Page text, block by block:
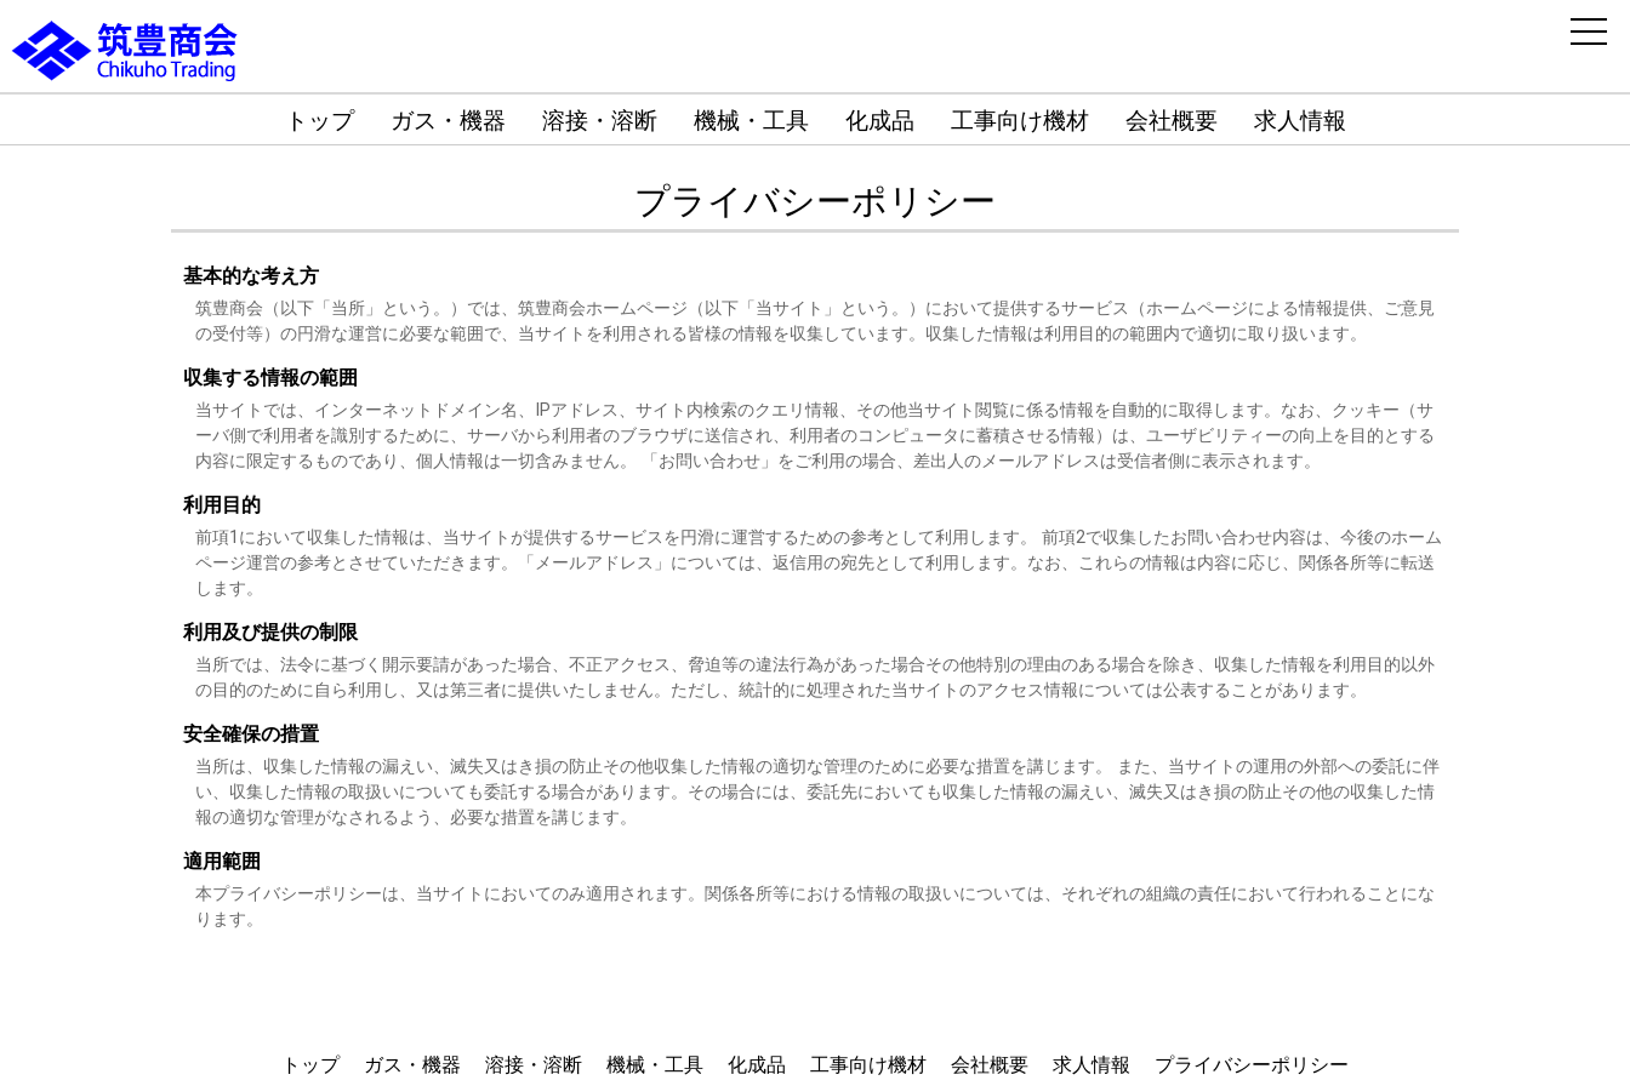
トップ ガス・機器 溶接・溶断 機械・工具 化成品 工事向け機材 会社概要 求人情報
プライバシーポリシー
基本的な考え方
筑豊商会（以下「当所」という。）では、筑豊商会ホームページ（以下「当サイト」という。）において提供するサービス（ホームページによる情報提供、ご意見
の受付等）の円滑な運営に必要な範囲で、当サイトを利用される皆様の情報を収集しています。収集した情報は利用目的の範囲内で適切に取り扱います。
収集する情報の範囲
当サイトでは、インターネットドメイン名、IPアドレス、サイト内検索のクエリ情報、その他当サイト閲覧に係る情報を自動的に取得します。なお、クッキー（サ
ーバ側で利用者を識別するために、サーバから利用者のブラウザに送信され、利用者のコンピュータに蓄積させる情報）は、ユーザビリティーの向上を目的とする
内容に限定するものであり、個人情報は一切含みません。 「お問い合わせ」をご利用の場合、差出人のメールアドレスは受信者側に表示されます。
利用目的
前項1において収集した情報は、当サイトが提供するサービスを円滑に運営するための参考として利用します。 前項2で収集したお問い合わせ内容は、今後のホーム
ページ運営の参考とさせていただきます。「メールアドレス」については、返信用の宛先として利用します。なお、これらの情報は内容に応じ、関係各所等に転送
します。
利用及び提供の制限
当所では、法令に基づく開示要請があった場合、不正アクセス、脅迫等の違法行為があった場合その他特別の理由のある場合を除き、収集した情報を利用目的以外
の目的のために自ら利用し、又は第三者に提供いたしません。ただし、統計的に処理された当サイトのアクセス情報については公表することがあります。
安全確保の措置
当所は、収集した情報の漏えい、滅失又はき損の防止その他収集した情報の適切な管理のために必要な措置を講じます。 また、当サイトの運用の外部への委託に伴
い、収集した情報の取扱いについても委託する場合があります。その場合には、委託先においても収集した情報の漏えい、滅失又はき損の防止その他の収集した情
報の適切な管理がなされるよう、必要な措置を講じます。
適用範囲
本プライバシーポリシーは、当サイトにおいてのみ適用されます。関係各所等における情報の取扱いについては、それぞれの組織の責任において行われることにな
ります。
トップ ガス・機器 溶接・溶断 機械・工具 化成品 工事向け機材 会社概要 求人情報 プライバシーポリシー